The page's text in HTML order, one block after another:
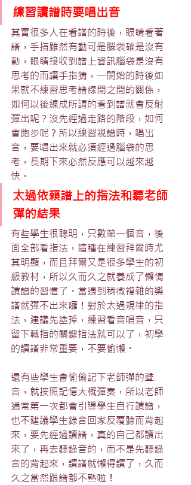
練習讀譜時要唱出音
其實很多人在看譜的時後，眼睛看著
譜，手指雖然有動可是腦袋確是沒有
動，眼睛接收到譜上資訊腦袋是沒有
思考的而讓手指猜，一開始的時後如
果就不練習思考譜線間之間的關係，
如何以後練成所謂的看到譜就會反射
彈出呢？沒先經過走路的階段，如何
會跑步呢？所以練習視譜時，唱出
音，要唱出來就必須經過腦袋的思
考，長期下來必然反應可以越來越
快。
太過依賴譜上的指法和聽老師
彈的結果
有些學生很聰明，只數第一個音，後
面全部看指法，這種在練習拜爾時尤
其明顯，而且拜爾又是很多學生的初
級教材，所以久而久之就養成了懶惰
讀譜的習慣了。當遇到稍微複雜的樂
譜就彈不出來囉！對於太過規律的指
法，建議先塗掉，練習看音唱音，只
留下轉指的關鍵指法就可以了，初學
的讀譜非常重要，不要偷懶。
還有些學生會偷偷記下老師彈的聲
音，就按照記憶大概彈奏，所以老師
通常第一次都會引導學生自行讀譜，
也不建議學生錄音回家反覆聽而背起
來，要先經過讀譜，真的自己都讀出
來了，再去聽錄音的，而不是先聽錄
音的背起來，讀譜就懶得讀了，久而
久之當然跟譜都不熟啦！